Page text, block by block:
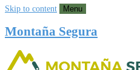
Skip to content Menu
Montaña Segura